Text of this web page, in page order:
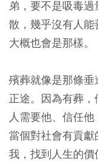
弟，要不是吸毒
散，幾乎沒有人
大概也會是那樣。
殯葬就像是那條
正途。因為有葬
人需要他、信任
當個對社會有貢
我，找到人生的